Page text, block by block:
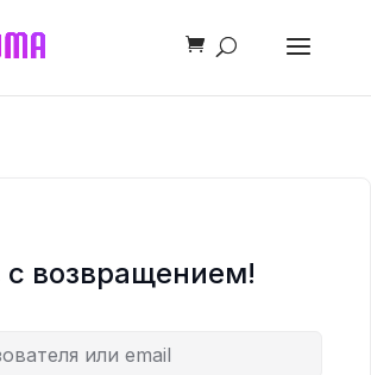
с возвращением!